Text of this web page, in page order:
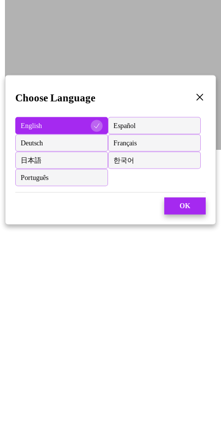
Choose Language
English Español
Deutsch Français
日本語 한국어
Português
OK